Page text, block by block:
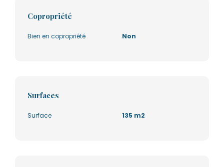
Copropriété
Bien en copropriété Non
Surfaces
Surface 135 m2